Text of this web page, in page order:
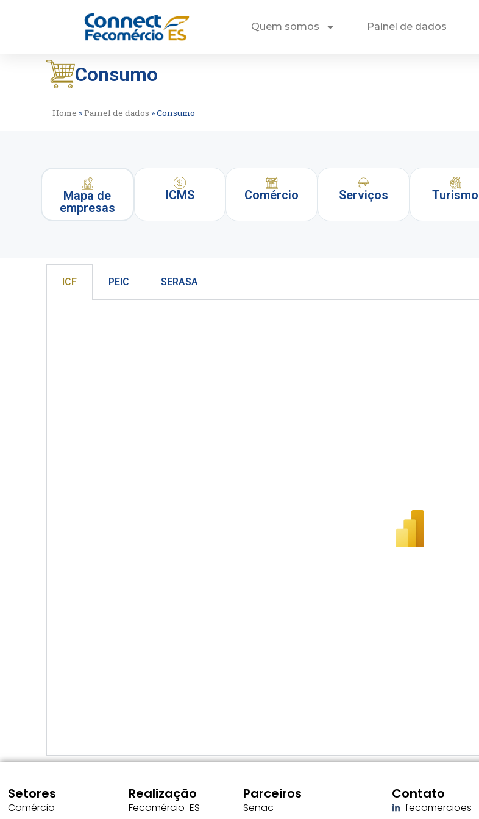
Quem somos Painel de dados
Consumo
Home »Painel de dados »Consumo
Mapa de
empresas
ICMS Comércio Serviços Turismo
ICF PEIC SERASA
Setores
Comércio
Realização
Fecomércio-ES
Parceiros
Senac
Contato
fecomercioes